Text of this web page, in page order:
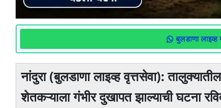
बुलडाणा
नांदुरा (बुलडाणा लाइव्ह वृत्तसेवा):
शेतकऱ्याला गंभीर दुखापत झाल्याची घटना